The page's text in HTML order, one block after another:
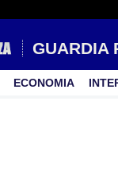
GUARDIA
ECONOMIA